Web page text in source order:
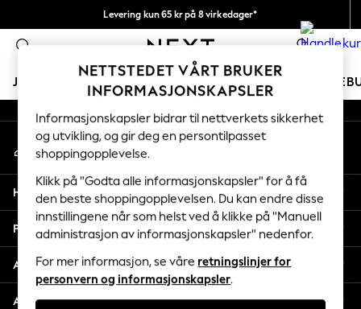
Levering kun 65 kr på 8 virkedager*
Vi betaler alle tollavgifter 0
JENTER GUTTER BABY KVINNER MENN
GIRLS
New In
50 - 92cm
98 - 110cm
116 - 134cm
140 - 174cm
Trending: Top & Short Sets
Trending: Clogs
Toy Story
THE SET
An error occurred on client
Våre sosiale nettverk
Min konto
Logg inn på kontoen din
Hjelp
Personvern & Juridisk
Avdelinger
Andre tjenester
NETTSTEDET VÅRT BRUKER
INFORMASJONSKAPSLER
Informasjonskapsler bidrar til nettverkets sikkerhet
og utvikling, og gir deg en persontilpasset
shoppingopplevelse.
Klikk på "Godta alle informasjonskapsler" for å få
den beste shoppingopplevelsen. Du kan endre disse
innstillingene når som helst ved å klikke på "Manuell
administrasjon av informasjonskapsler" nedenfor.
For mer informasjon, se våre retningslinjer for
personvern og informasjonskapsler.